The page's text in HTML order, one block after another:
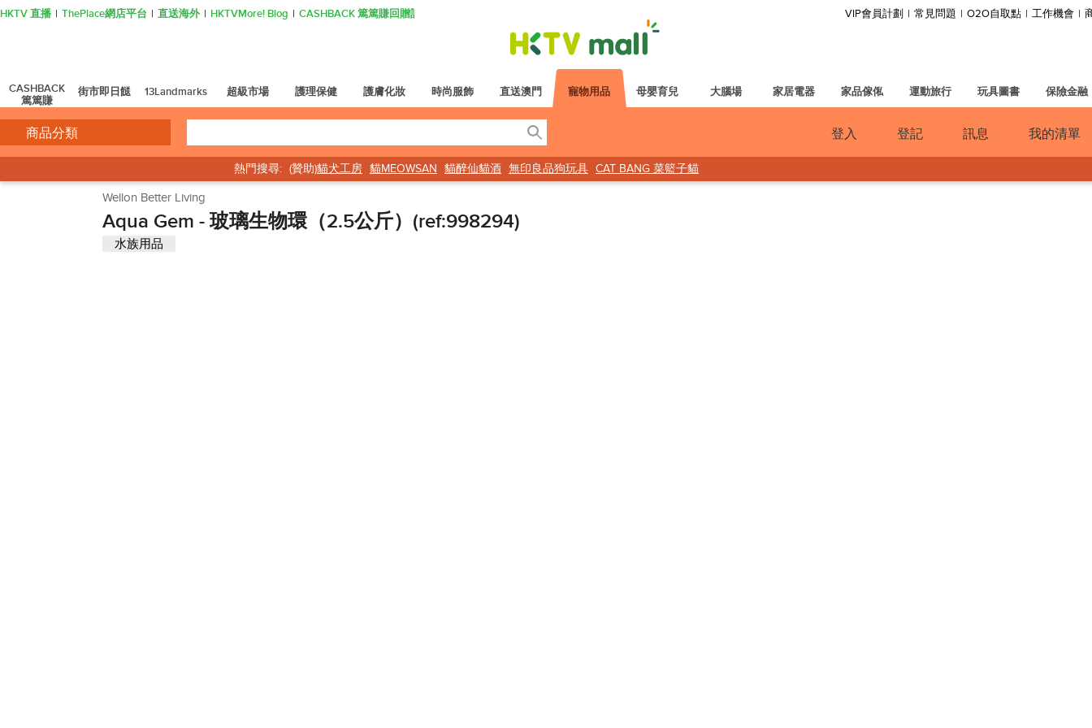
HKTV 直播 ThePlace網店平台 直送海外 HKTVMore! Blog CASHBACK 篤篤賺回贈計劃 VIP會員計劃 常見問題 O2O自取點 工作機會
CASHBACK
篤篤賺
街市即日餸 13Landmarks 超級市場 護理保健 護膚化妝 時尚服飾 直送澳門 寵物用品 母嬰育兒 大腦場 家居電器 家品傢俬 運動旅行 玩具圖書 保險金融
商品分類 登入 登記 訊息 我的清單
熱門搜尋: (贊助)貓犬工房 貓MEOWSAN 貓醉仙貓酒 無印良品狗玩具 CAT BANG 菜籃子貓
Wellon Better Living
Aqua Gem - 玻璃生物環（2.5公斤）(ref:998294)
水族用品